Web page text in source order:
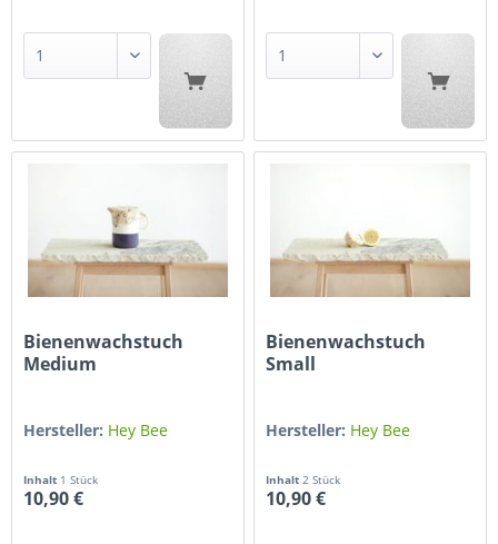
Bienenwachstuch
Medium
Hersteller: Hey Bee
Inhalt 1 Stück
10,90 €
Bienenwachstuch
Small
Hersteller: Hey Bee
Inhalt 2 Stück
10,90 €